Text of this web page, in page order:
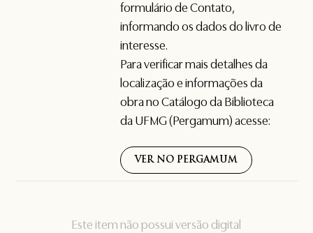
Este item não possui versão digital
formulário deContato,
informando os dados do livro de
interesse.
Para verificar mais detalhes da
localização e informações da
obra no Catálogo da Biblioteca
da UFMG (Pergamum) acesse:
VER NO PERGAMUM